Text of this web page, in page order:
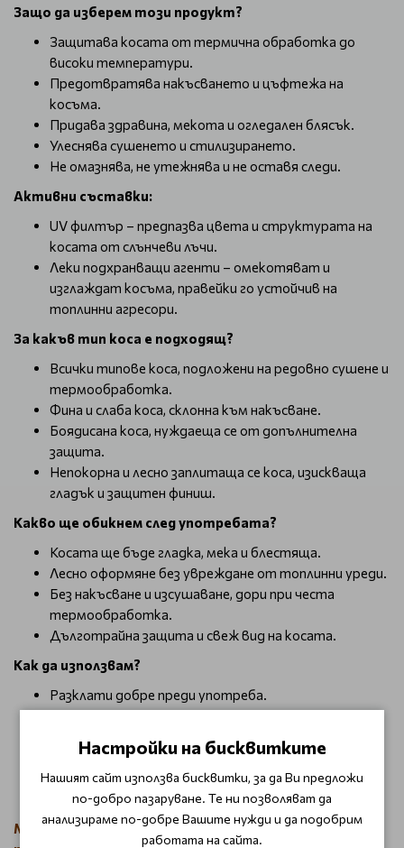
Защо да изберем този продукт?
Защитава косата от термична обработка до
високи температури.
Предотвратява накъсването и цъфтежа на
косъма.
Придава здравина, мекота и огледален блясък.
Улеснява сушенето и стилизирането.
Не омазнява, не утежнява и не оставя следи.
Активни съставки:
UV филтър – предпазва цвета и структурата на
косата от слънчеви лъчи.
Леки подхранващи агенти – омекотяват и
изглаждат косъма, правейки го устойчив на
топлинни агресори.
За какъв тип коса е подходящ?
Всички типове коса, подложени на редовно сушене и
термообработка.
Фина и слаба коса, склонна към накъсване.
Боядисана коса, нуждаеща се от допълнителна
защита.
Непокорна и лесно заплитаща се коса, изискваща
гладък и защитен финиш.
Какво ще обикнем след употребата?
Косата ще бъде гладка, мека и блестяща.
Лесно оформяне без увреждане от топлинни уреди.
Без накъсване и изсушаване, дори при честа
термообработка.
Дълготрайна защита и свеж вид на косата.
Как да използвам?
Разклати добре преди употреба.
Напръскай върху чиста, подсушена с кърпа коса от
При употреба на преса или маша – напръскай
отново върху суха коса.
Продължи със стилизиране по желание.
MilkShake Lifestyling Thermo Protector – сигурна
Настройки на бисквитките
Нашият сайт използва бисквитки, за да Ви предложи
по-добро пазаруване. Те ни позволяват да
анализираме по-добре Вашите нужди и да подобрим
работата на сайта.